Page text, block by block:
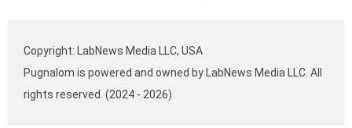
Copyright: LabNews Media LLC, USA
Pugnalom is powered and owned by LabNews Media LLC. All
rights reserved. (2024 - 2026)